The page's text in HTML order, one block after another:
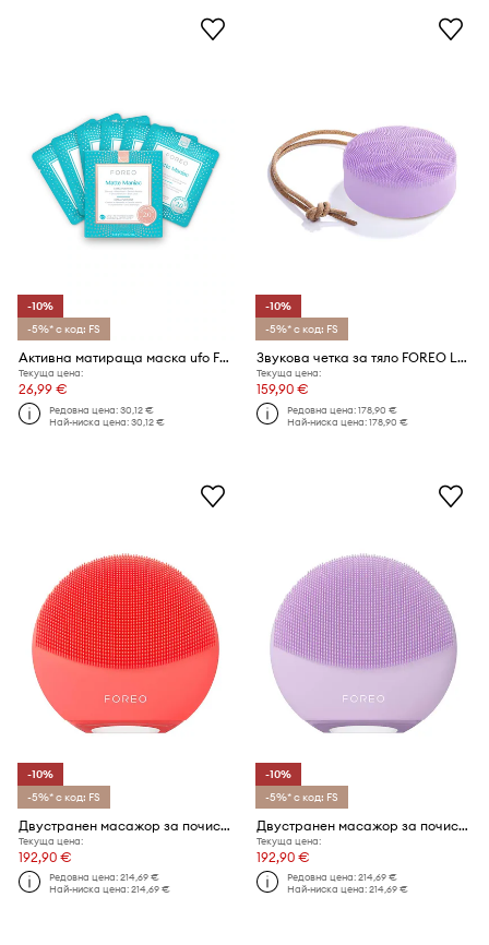
-10%
-5%* с код: FS
Активна матираща маска ufo FOREO (6 броя)
Текуща цена:
26,99 €
Редовна цена:30,12 €
Най-ниска цена:30,12 €
-10%
-5%* с код: FS
Звукова четка за тяло FOREO LUNA™ 4 Body
Текуща цена:
159,90 €
Редовна цена:178,90 €
Най-ниска цена:178,90 €
-10%
-5%* с код: FS
Двустранен масажор за почистване на лице FOREO LUNA™ 4 mini
Текуща цена:
192,90 €
Редовна цена:214,69 €
Най-ниска цена:214,69 €
-10%
-5%* с код: FS
Двустранен масажор за почистване на лице FOREO LUNA™ 4 Mini
Текуща цена:
192,90 €
Редовна цена:214,69 €
Най-ниска цена:214,69 €